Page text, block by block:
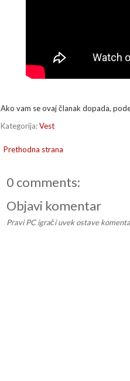
Ako vam se ovaj članak dopada,
Kategorija:Vest
Prethodna strana
0 comments:
Objavi komentar
Pravi PC igrači uvek ostave